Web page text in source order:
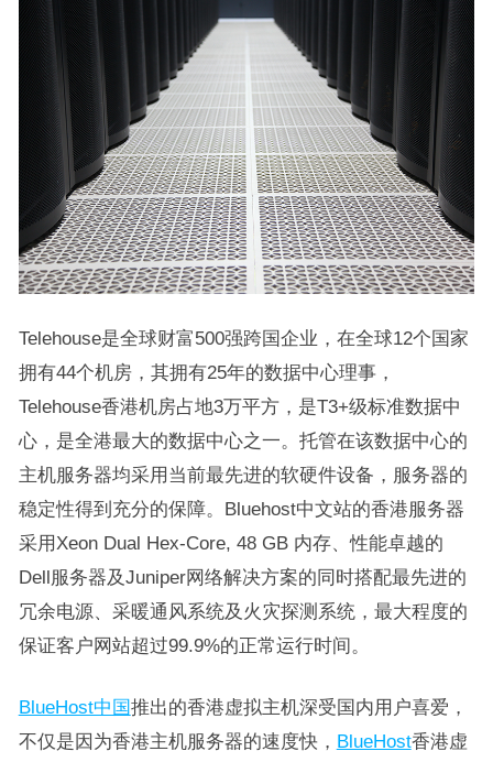
Telehouse是全球财富500强跨国企业，在全球12个国家
拥有44个机房，其拥有25年的数据中心理事，
Telehouse香港机房占地3万平方，是T3+级标准数据中
心，是全港最大的数据中心之一。托管在该数据中心的
主机服务器均采用当前最先进的软硬件设备，服务器的
稳定性得到充分的保障。Bluehost中文站的香港服务器
采用Xeon Dual Hex-Core, 48 GB 内存、性能卓越的
Dell服务器及Juniper网络解决方案的同时搭配最先进的
冗余电源、采暖通风系统及火灾探测系统，最大程度的
保证客户网站超过99.9%的正常运行时间。
BlueHost中国推出的香港虚拟主机深受国内用户喜爱，
不仅是因为香港主机服务器的速度快， BlueHost香港虚